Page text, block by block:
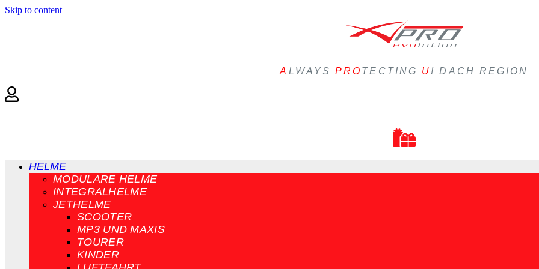
Skip to content
A LWAYSPRO TECTING U! DACH REGION
HELME
MODULARE HELME
INTEGRALHELME
JETHELME
SCOOTER
MP3 UND MAXIS
TOURER
KINDER